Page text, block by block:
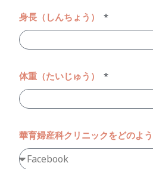
身長（しんちょう）
体重（たいじゅう）
華育婦産科クリニックをどのよ